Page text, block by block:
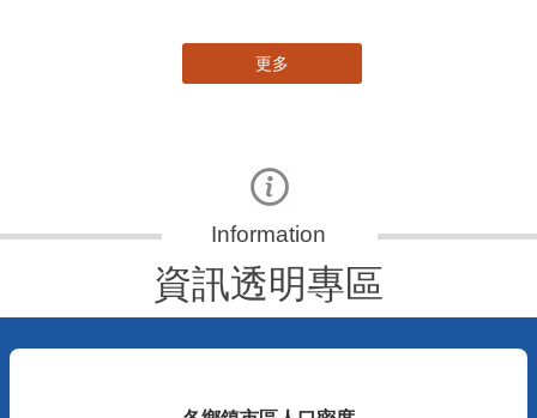
更多
資訊透明專區